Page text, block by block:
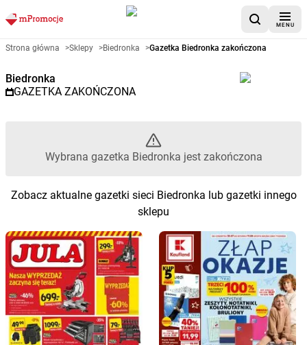
MENU
Gazetka promocyjna
Strona główna >Sklepy >Biedronka >Gazetka Biedronka zakończona
Biedronka
GAZETKA ZAKOŃCZONA
Wybrana gazetka Biedronka jest zakończona
Zobacz aktualne gazetki sieci Biedronka lub gazetki innego
sklepu